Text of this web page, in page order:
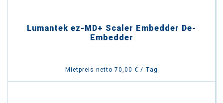
Lumantek ez-MD+ Scaler Embedder De-
Embedder
Mietpreis netto 70,00 € / Tag